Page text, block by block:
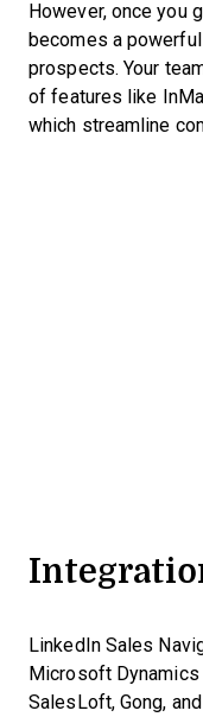
However, once you
becomes a
prospects. Your
of features like
which streamline
LinkedIn Sales
Microsoft Dynamics
SalesLoft, Gong,